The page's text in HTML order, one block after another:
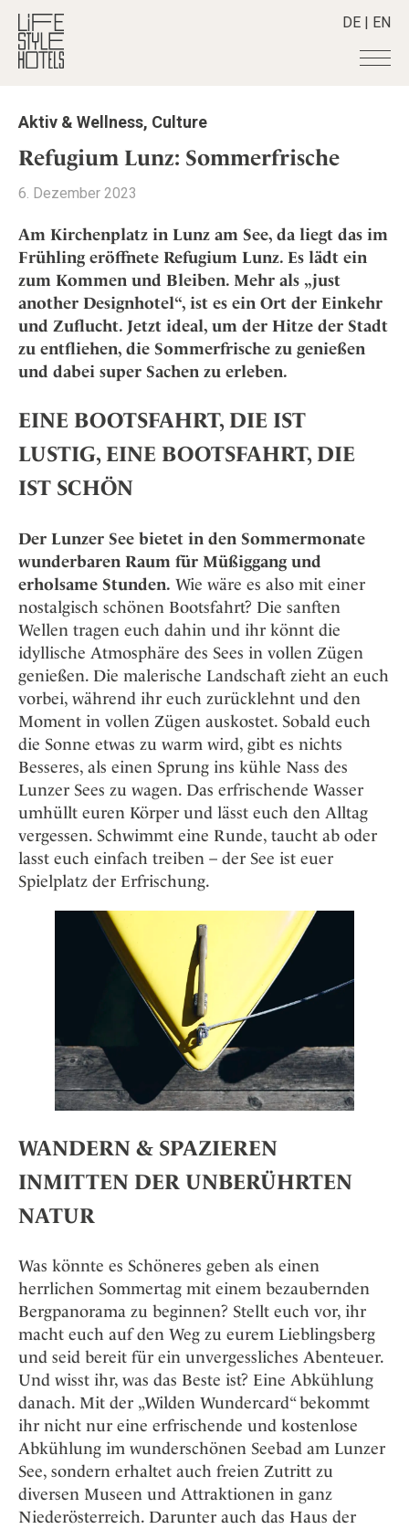
DE | EN
Hotels +
Alle Hotels
Alpine Lifestyle
Beach
City
Countryside
Mindful Traveller
New Member
Wellness
Destinationen
Alle Destinationen
Deutschland
Griechenland
Indien
Indonesien
Italien
Japan
Mexico
Niederlande
Österreich
Schweden
Spanien
Schweiz
USA
Stories
Adventkalender
Aktiv & Wellness
Culture
Design & Architektur
Eat & Drink
Mindful Traveller
Osterkalender
Alle Produkte
Lifestylehotels BOOK
The Stylemate Magazin/e
Gutschein/Voucher
Smart Traveller +
Alle Smart Deals
Smart Traveller
Newsletter Anmeldung
Newsletter
Become a member
+
Member Benefits
Register your Hotel
About us +
Our Story
Career
Kontakt
Impressum
Aktiv & Wellness, Culture
Refugium Lunz: Sommerfrische
6. Dezember 2023
Am Kirchenplatz in Lunz am See, da liegt das im
Frühling eröffnete Refugium Lunz. Es lädt ein
zum Kommen und Bleiben. Mehr als „just
another Designhotel“, ist es ein Ort der Einkehr
und Zuflucht. Jetzt ideal, um der Hitze der Stadt
zu entfliehen, die Sommerfrische zu genießen
und dabei super Sachen zu erleben.
EINE BOOTSFAHRT, DIE IST
LUSTIG, EINE BOOTSFAHRT, DIE
IST SCHÖN
Der Lunzer See bietet in den Sommermonate
wunderbaren Raum für Müßiggang und
erholsame Stunden. Wie wäre es also mit einer
nostalgisch schönen Bootsfahrt? Die sanften
Wellen tragen euch dahin und ihr könnt die
idyllische Atmosphäre des Sees in vollen Zügen
genießen. Die malerische Landschaft zieht an euch
vorbei, während ihr euch zurücklehnt und den
Moment in vollen Zügen auskostet. Sobald euch
die Sonne etwas zu warm wird, gibt es nichts
Besseres, als einen Sprung ins kühle Nass des
Lunzer Sees zu wagen. Das erfrischende Wasser
umhüllt euren Körper und lässt euch den Alltag
vergessen. Schwimmt eine Runde, taucht ab oder
lasst euch einfach treiben – der See ist euer
Spielplatz der Erfrischung.
WANDERN & SPAZIEREN
INMITTEN DER UNBERÜHRTEN
NATUR
Was könnte es Schöneres geben als einen
herrlichen Sommertag mit einem bezaubernden
Bergpanorama zu beginnen? Stellt euch vor, ihr
macht euch auf den Weg zu eurem Lieblingsberg
und seid bereit für ein unvergessliches Abenteuer.
Und wisst ihr, was das Beste ist? Eine Abkühlung
danach. Mit der „Wilden Wundercard“ bekommt
ihr nicht nur eine erfrischende und kostenlose
Abkühlung im wunderschönen Seebad am Lunzer
See, sondern erhaltet auch freien Zutritt zu
diversen Museen und Attraktionen in ganz
Niederösterreich. Darunter auch das Haus der